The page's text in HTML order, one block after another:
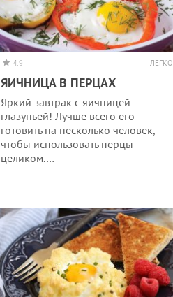
4.9 ЛЕГКО
ЯИЧНИЦА В ПЕРЦАХ
Яркий завтрак с яичницей-
глазуньей! Лучше всего его
готовить на несколько человек,
чтобы использовать перцы
целиком.…